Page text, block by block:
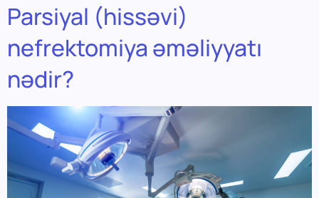
Parsiyal (hissəvi)
nefrektomiya əməliyyatı
nədir?